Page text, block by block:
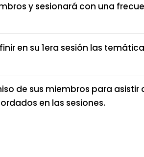
y sesionará con una
en su 1era sesión las
de sus miembros para
en las sesiones.